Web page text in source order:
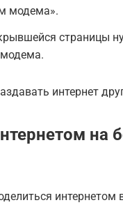
модема».
страницы
интернет
на